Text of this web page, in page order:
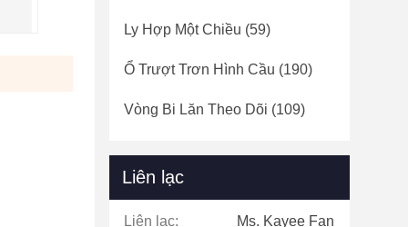
Ly Hợp Một Chiều (59)
Ổ Trượt Trơn Hình Cầu (190)
Vòng Bi Lăn Theo Dõi (109)
Liên lạc
Liên lạc: Ms. Kayee Fan